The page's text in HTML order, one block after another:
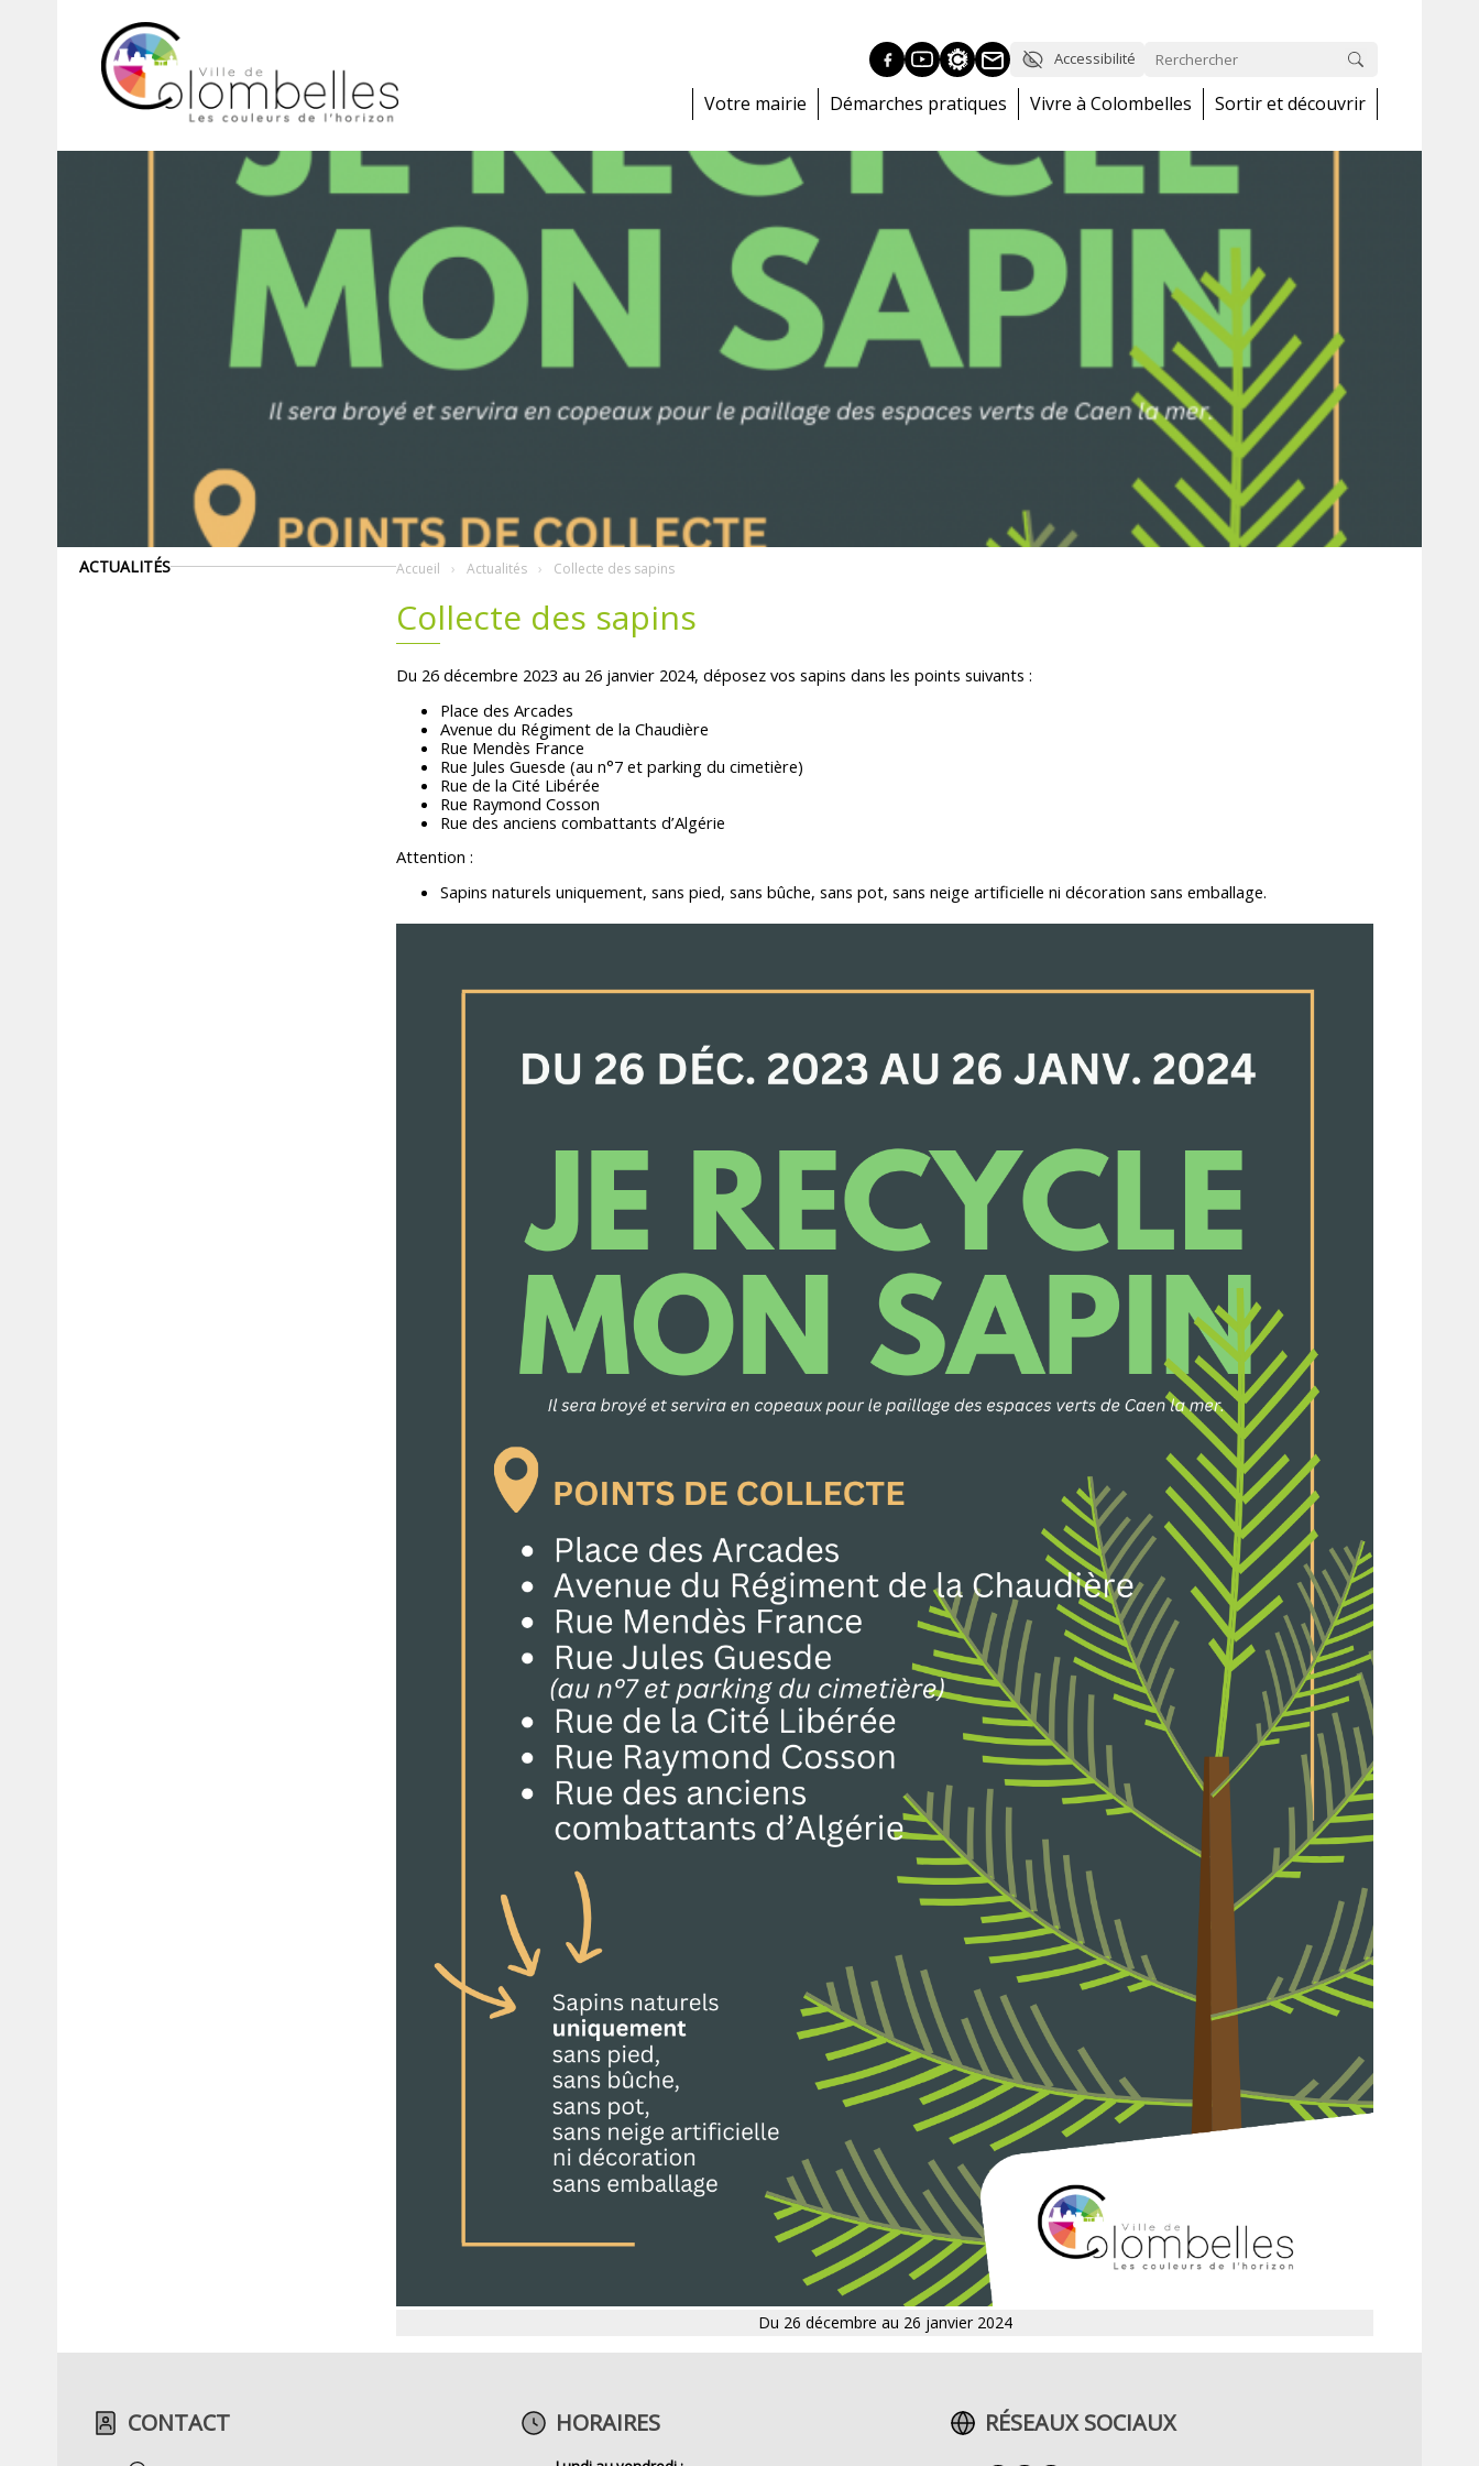
Accessibilité
Votre mairie Démarches pratiques Vivre à Colombelles Sortir et découvrir
ACTUALITÉS Accueil Actualités Collecte des sapins
Collecte des sapins
Du 26 décembre 2023 au 26 janvier 2024, déposez vos sapins dans les points suivants :
Place des Arcades
Avenue du Régiment de la Chaudière
Rue Mendès France
Rue Jules Guesde (au n°7 et parking du cimetière)
Rue de la Cité Libérée
Rue Raymond Cosson
Rue des anciens combattants d’Algérie
Attention :
Sapins naturels uniquement, sans pied, sans bûche, sans pot, sans neige artificielle ni décoration sans emballage.
Du 26 décembre au 26 janvier 2024
CONTACT HORAIRES RÉSEAUX SOCIAUX